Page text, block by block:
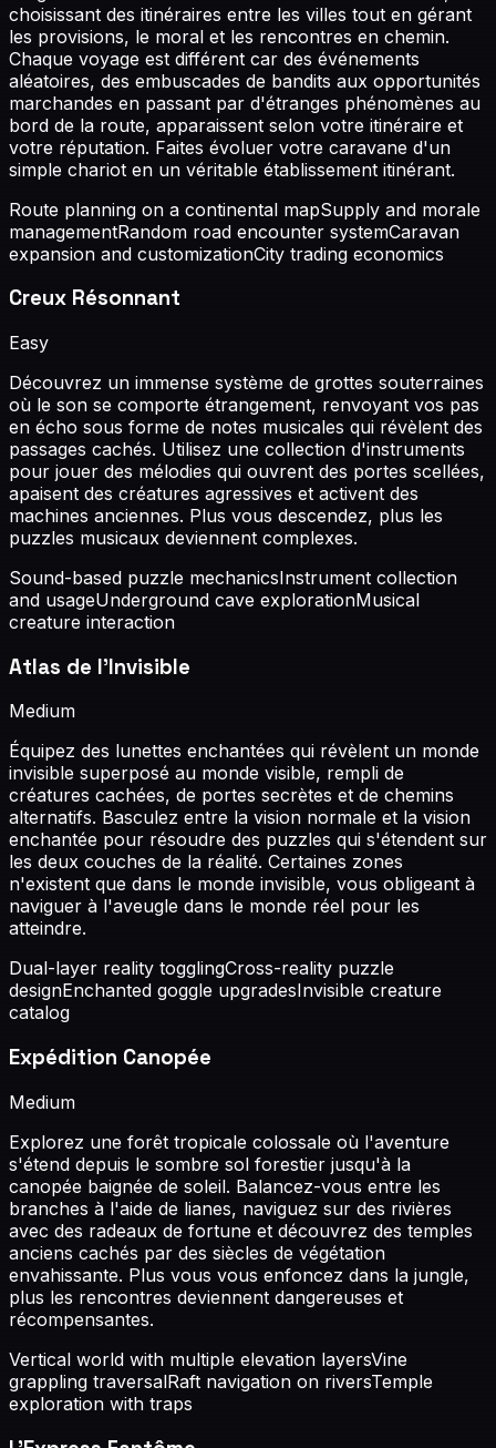
choisissant des itinéraires entre les villes tout en gérant
les provisions, le moral et les rencontres en chemin.
Chaque voyage est différent car des événements
aléatoires, des embuscades de bandits aux opportunités
marchandes en passant par d'étranges phénomènes au
bord de la route, apparaissent selon votre itinéraire et
votre réputation. Faites évoluer votre caravane d'un
simple chariot en un véritable établissement itinérant.
Route planning on a continental mapSupply and morale
managementRandom road encounter systemCaravan
expansion and customizationCity trading economics
Creux Résonnant
Easy
Découvrez un immense système de grottes souterraines
où le son se comporte étrangement, renvoyant vos pas
en écho sous forme de notes musicales qui révèlent des
passages cachés. Utilisez une collection d'instruments
pour jouer des mélodies qui ouvrent des portes scellées,
apaisent des créatures agressives et activent des
machines anciennes. Plus vous descendez, plus les
puzzles musicaux deviennent complexes.
Sound-based puzzle mechanicsInstrument collection
and usageUnderground cave explorationMusical
creature interaction
Atlas de l'Invisible
Medium
Équipez des lunettes enchantées qui révèlent un monde
invisible superposé au monde visible, rempli de
créatures cachées, de portes secrètes et de chemins
alternatifs. Basculez entre la vision normale et la vision
enchantée pour résoudre des puzzles qui s'étendent sur
les deux couches de la réalité. Certaines zones
n'existent que dans le monde invisible, vous obligeant à
naviguer à l'aveugle dans le monde réel pour les
atteindre.
Dual-layer reality togglingCross-reality puzzle
designEnchanted goggle upgradesInvisible creature
catalog
Expédition Canopée
Medium
Explorez une forêt tropicale colossale où l'aventure
s'étend depuis le sombre sol forestier jusqu'à la
canopée baignée de soleil. Balancez-vous entre les
branches à l'aide de lianes, naviguez sur des rivières
avec des radeaux de fortune et découvrez des temples
anciens cachés par des siècles de végétation
envahissante. Plus vous vous enfoncez dans la jungle,
plus les rencontres deviennent dangereuses et
récompensantes.
Vertical world with multiple elevation layersVine
grappling traversalRaft navigation on riversTemple
exploration with traps